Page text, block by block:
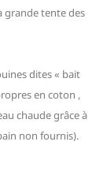
grande tente des
dites « bait
en coton ,
chaude grâce à
non fournis).